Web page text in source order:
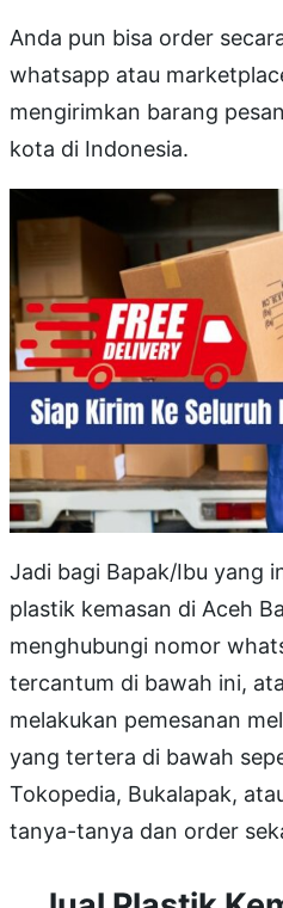
Anda pun bisa order
whatsapp atau
mengirimkan barang
kota di Indonesia.
Jadi bagi Bapak/Ibu yang
plastik kemasan di Aceh
menghubungi nomor
tercantum di bawah ini,
melakukan pemesanan
yang tertera di bawah
Tokopedia, Bukalapak,
tanya-tanya dan order